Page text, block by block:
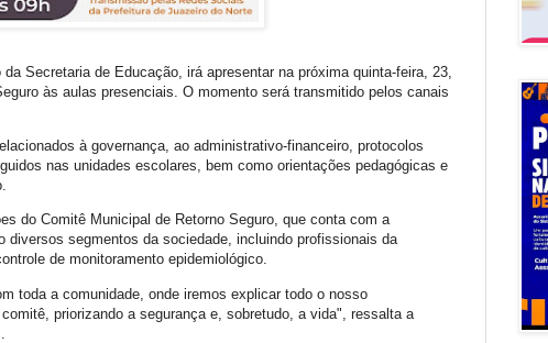
Secretaria de Educação, irá apresentar na próxima quinta-feira, 23,
às aulas presenciais. O momento será transmitido pelos canais
à governança, ao administrativo-financeiro, protocolos
nas unidades escolares, bem como orientações pedagógicas e
do Comitê Municipal de Retorno Seguro, que conta com a
diversos segmentos da sociedade, incluindo profissionais da
de monitoramento epidemiológico.
toda a comunidade, onde iremos explicar todo o nosso
priorizando a segurança e, sobretudo, a vida", ressalta a